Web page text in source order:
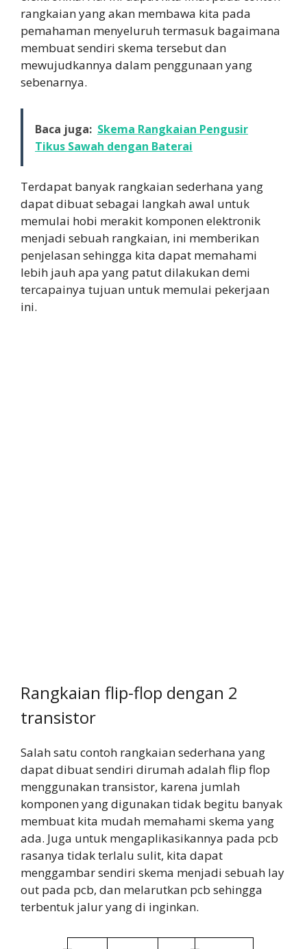
rangkaian yang akan membawa kita pada
pemahaman menyeluruh termasuk bagaimana
membuat sendiri skema tersebut dan
mewujudkannya dalam penggunaan yang
sebenarnya.
Baca juga: Skema Rangkaian Pengusir
Tikus Sawah dengan Baterai
Terdapat banyak rangkaian sederhana yang
dapat dibuat sebagai langkah awal untuk
memulai hobi merakit komponen elektronik
menjadi sebuah rangkaian, ini memberikan
penjelasan sehingga kita dapat memahami
lebih jauh apa yang patut dilakukan demi
tercapainya tujuan untuk memulai pekerjaan
ini.
Rangkaian flip-flop dengan 2
transistor
Salah satu contoh rangkaian sederhana yang
dapat dibuat sendiri dirumah adalah flip flop
menggunakan transistor, karena jumlah
komponen yang digunakan tidak begitu banyak
membuat kita mudah memahami skema yang
ada. Juga untuk mengaplikasikannya pada pcb
rasanya tidak terlalu sulit, kita dapat
menggambar sendiri skema menjadi sebuah lay
out pada pcb, dan melarutkan pcb sehingga
terbentuk jalur yang di inginkan.